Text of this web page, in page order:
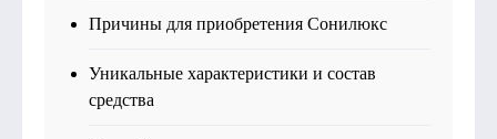
Причины для приобретения Сонилюкс
Уникальные характеристики и состав
средства